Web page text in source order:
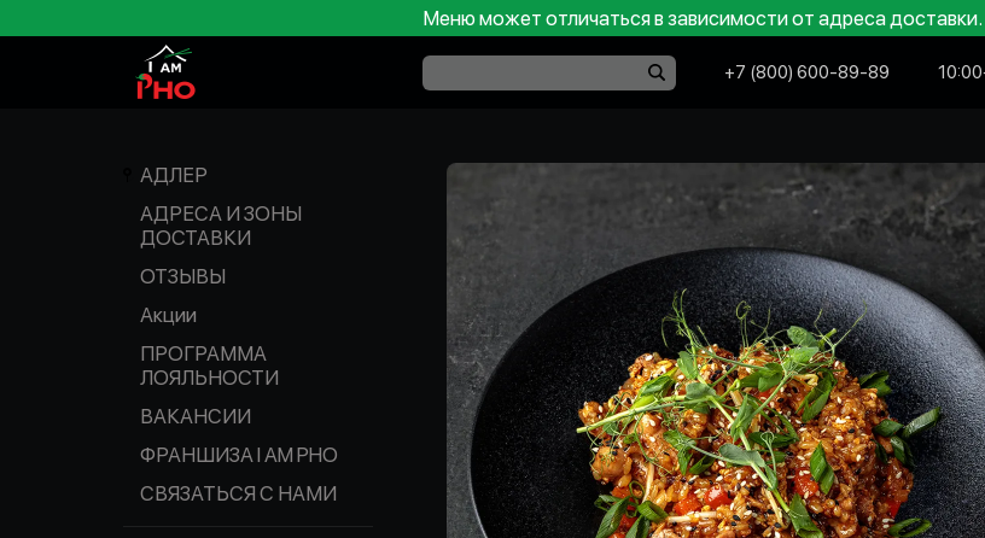
Меню может отличаться в зависимости от адреса
+7 (800) 600-89-89
АДЛЕР
АДРЕСА И ЗОНЫ
ДОСТАВКИ
ОТЗЫВЫ
Акции
ПРОГРАММА
ЛОЯЛЬНОСТИ
ВАКАНСИИ
ФРАНШИЗА I AM PHO
СВЯЗАТЬСЯ С НАМИ